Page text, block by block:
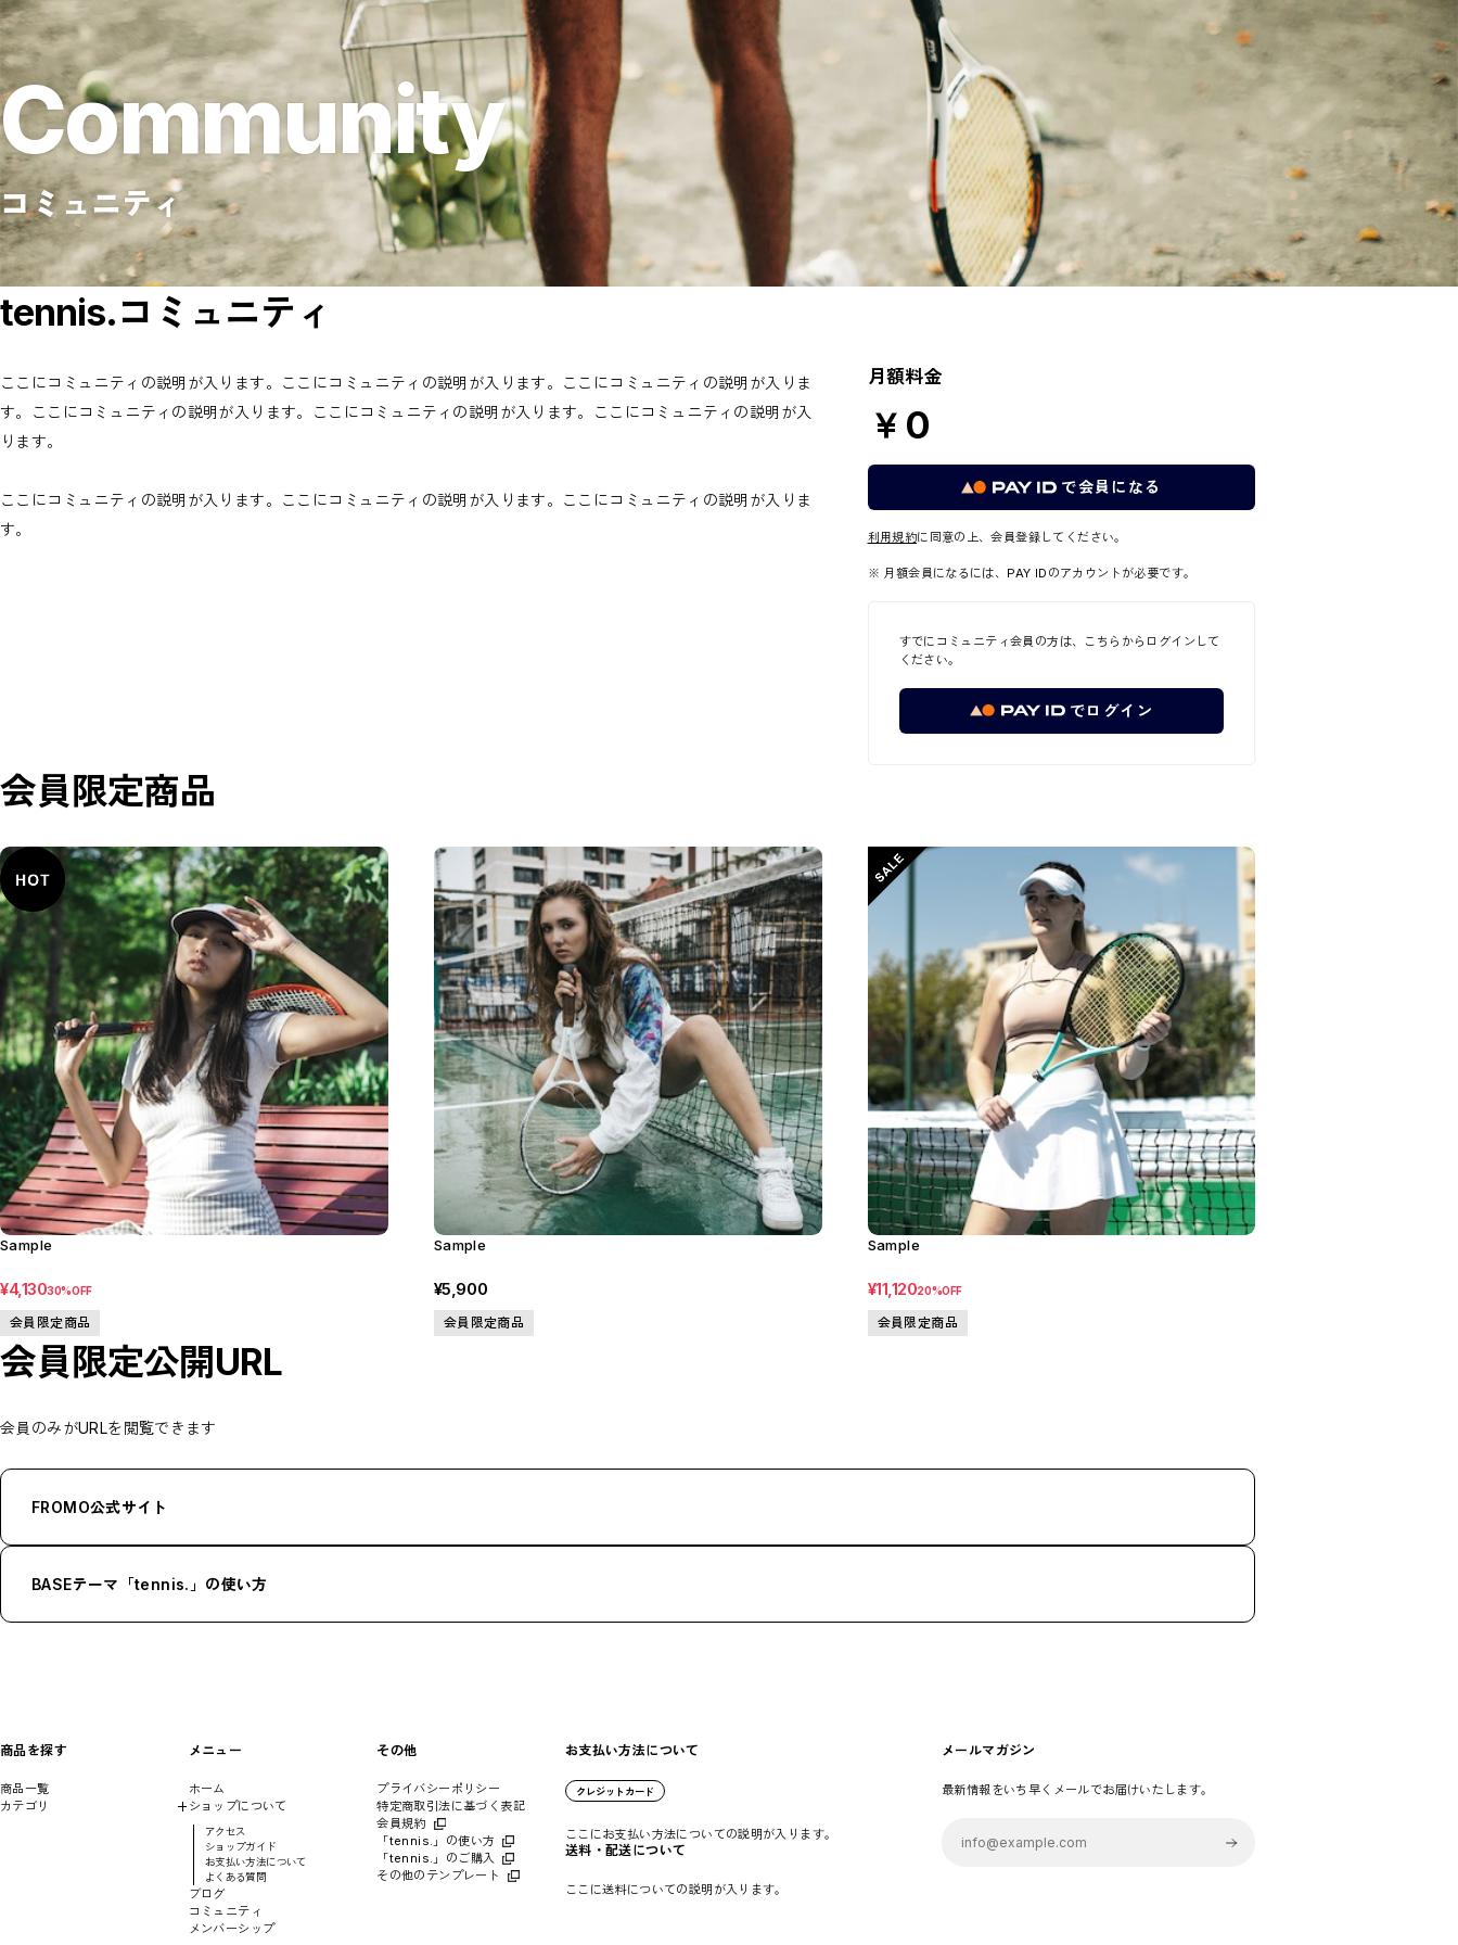
Grip
Sunglass
Wear
Tops
Bottoms
Footwear
Cap
Underwear
Community
コミュニティ
tennis.コミュニティ
ここにコミュニティの説明が入ります。ここにコミュニティの説明が入ります。ここにコミュニティの説明が入りま
す。ここにコミュニティの説明が入ります。ここにコミュニティの説明が入ります。ここにコミュニティの説明が入
ります。
ここにコミュニティの説明が入ります。ここにコミュニティの説明が入ります。ここにコミュニティの説明が入りま
す。
月額料金
￥0
で会員になる
利用規約に同意の上、会員登録してください。
※ 月額会員になるには、PAY IDのアカウントが必要です。
すでにコミュニティ会員の方は、こちらからログインして
ください。
でログイン
会員限定商品
Sample
30%OFF
¥4,130
会員限定商品
Sample
¥5,900
会員限定商品
Sample
20%OFF
¥11,120
会員限定商品
会員限定公開URL
会員のみがURLを閲覧できます
FROMO公式サイト
BASEテーマ「tennis.」の使い方
商品を探す
商品一覧
カテゴリ
メニュー
ホーム
ショップについて
アクセス
ショップガイド
お支払い方法について
よくある質問
ブログ
コミュニティ
メンバーシップ
その他
プライバシーポリシー
特定商取引法に基づく表記
会員規約
「tennis.」の使い方
「tennis.」のご購入
その他のテンプレート
お支払い方法について
クレジットカード
ここにお支払い方法についての説明が入ります。
送料・配送について
ここに送料についての説明が入ります。
メールマガジン
最新情報をいち早くメールでお届けいたします。